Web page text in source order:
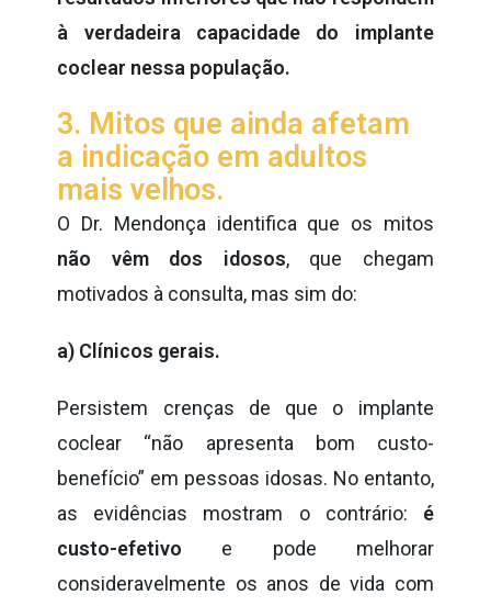
à verdadeira capacidade do implante
coclear nessa população.
3. Mitos que ainda afetam
a indicação em adultos
mais velhos.
O Dr. Mendonça identifica que os mitos
não vêm dos idosos, que chegam
motivados à consulta, mas sim do:
a) Clínicos gerais.
Persistem crenças de que o implante
coclear “não apresenta bom custo-
benefício” em pessoas idosas. No entanto,
as evidências mostram o contrário: é
custo-efetivo e pode melhorar
consideravelmente os anos de vida com